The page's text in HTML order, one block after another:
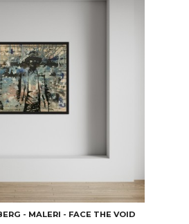
- MALERI - FACE THE VOID